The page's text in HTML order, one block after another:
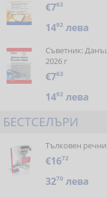
€763
1492 лева
Съветник:
2026 г
€763
1492 лева
БЕСТСЕЛЪРИ
Тълковен
€1672
3270 лева